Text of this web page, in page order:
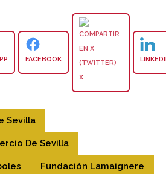
FACEBOOK
X
Sevilla
De Sevilla
Fundación Lamaignere